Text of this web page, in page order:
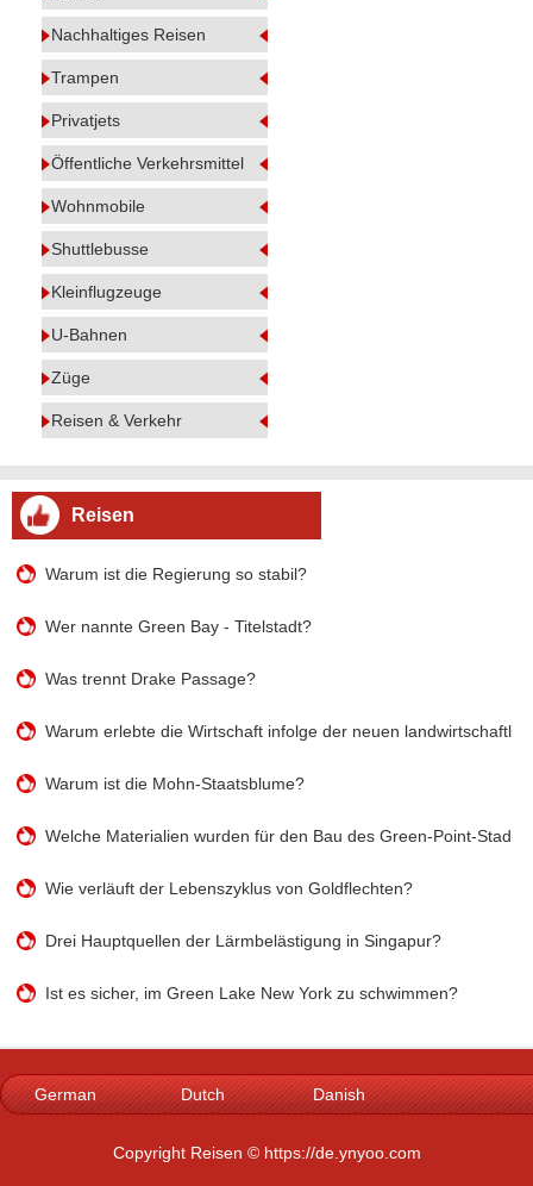
Nachhaltiges Reisen
Trampen
Privatjets
Öffentliche Verkehrsmittel
Wohnmobile
Shuttlebusse
Kleinflugzeuge
U-Bahnen
Züge
Reisen & Verkehr
Reisen
Warum ist die Regierung so stabil?
Wer nannte Green Bay - Titelstadt?
Was trennt Drake Passage?
Warum erlebte die Wirtschaft infolge der neuen
Warum ist die Mohn-Staatsblume?
Welche Materialien wurden für den Bau des Green-Point-
Wie verläuft der Lebenszyklus von Goldflechten?
Drei Hauptquellen der Lärmbelästigung in Singapur?
Ist es sicher, im Green Lake New York zu schwimmen?
German Dutch Danish
Copyright Reisen © https://de.ynyoo.com